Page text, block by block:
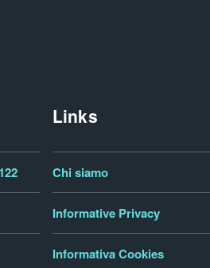
Links
Chi siamo
Informative Privacy
Informativa Cookies